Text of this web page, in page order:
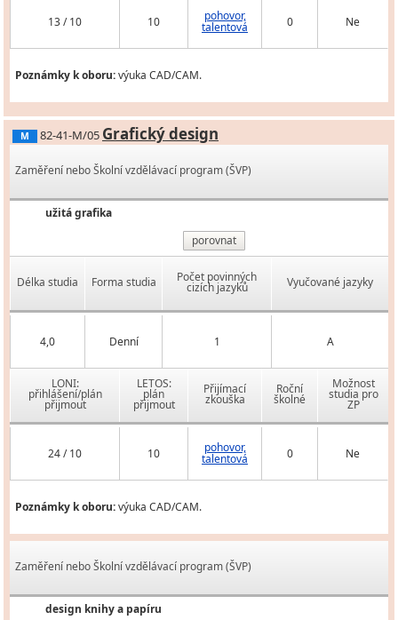
13 / 10 10 pohovor,
talentová 0 Ne
Poznámky k oboru:výuka CAD/CAM.
M 82-41-M/05 Grafický design
Zaměření nebo Školní vzdělávací program (ŠVP)
užitá grafika
porovnat
Délka studia Forma studia Počet povinných
cizích jazyků Vyučované jazyky
4,0 Denní 1 A
LONI:
přihlášení/plán
přijmout
LETOS:
plán
přijmout
Přijímací
zkouška
Roční
školné
Možnost
studia pro
ZP
24 / 10 10 pohovor,
talentová 0 Ne
Poznámky k oboru:výuka CAD/CAM.
Zaměření nebo Školní vzdělávací program (ŠVP)
design knihy a papíru